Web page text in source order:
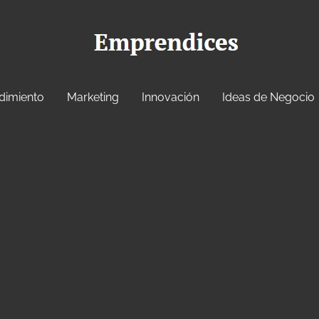
Marketing Innovación Ideas de Negocio